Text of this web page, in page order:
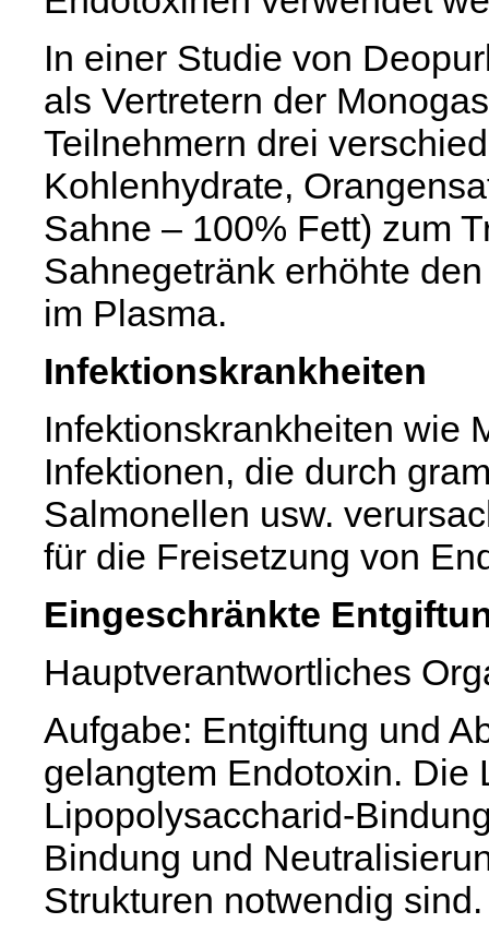
In einer Studie von
als Vertretern der
Teilnehmern drei
Kohlenhydrate,
Sahne – 100% Fett) zum
Sahnegetränk erhöhte
im Plasma.
Infektionskrankheiten
Infektionskrankheiten wie
Infektionen, die durch
Salmonellen usw.
für die Freisetzung von
Eingeschränkte
Hauptverantwortliches
Aufgabe: Entgiftung und
gelangtem Endotoxin. Die
Lipopolysaccharid-
Bindung und
Strukturen notwendig sind.